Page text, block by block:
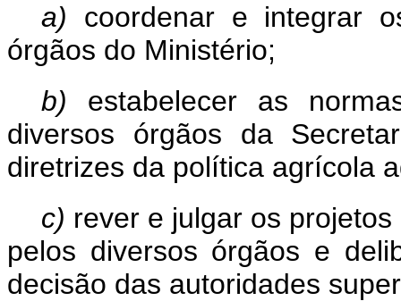
a) coordenar e integrar
órgãos do Ministério;
b) estabelecer as
diversos órgãos da
diretrizes da política agrícola
c) rever e julgar os
pelos diversos órgãos e
decisão das autoridades